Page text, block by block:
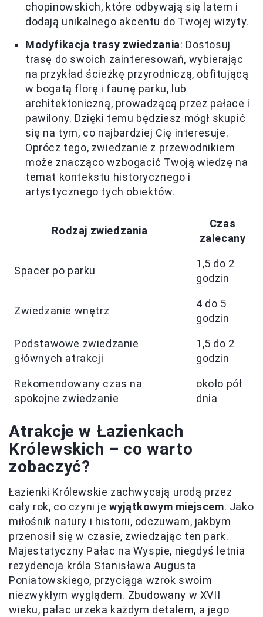
chopinowskich, które odbywają się latem i
dodają unikalnego akcentu do Twojej wizyty.
Modyfikacja trasy zwiedzania: Dostosuj
trasę do swoich zainteresowań, wybierając
na przykład ścieżkę przyrodniczą, obfitującą
w bogatą florę i faunę parku, lub
architektoniczną, prowadzącą przez pałace i
pawilony. Dzięki temu będziesz mógł skupić
się na tym, co najbardziej Cię interesuje.
Oprócz tego, zwiedzanie z przewodnikiem
może znacząco wzbogacić Twoją wiedzę na
temat kontekstu historycznego i
artystycznego tych obiektów.
Rodzaj zwiedzania
Czas
zalecany
Spacer po parku
1,5 do 2
godzin
Zwiedzanie wnętrz
4 do 5
godzin
Podstawowe zwiedzanie
głównych atrakcji
1,5 do 2
godzin
Rekomendowany czas na
spokojne zwiedzanie
około pół
dnia
Atrakcje w Łazienkach
Królewskich – co warto
zobaczyć?
Łazienki Królewskie zachwycają urodą przez
cały rok, co czyni jewyjątkowym miejscem. Jako
miłośnik natury i historii, odczuwam, jakbym
przenosił się w czasie, zwiedzając ten park.
Majestatyczny Pałac na Wyspie, niegdyś letnia
rezydencja króla Stanisława Augusta
Poniatowskiego, przyciąga wzrok swoim
niezwykłym wyglądem. Zbudowany w XVII
wieku, pałac urzeka każdym detalem, a jego